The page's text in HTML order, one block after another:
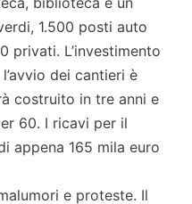
1.500 posti auto
privati. L’investimento
dei cantieri è
costruito in tre anni e
60. I ricavi per il
appena 165 mila euro
e proteste. Il